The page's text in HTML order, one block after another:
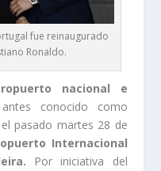
fue reinaugurado
Ronaldo.
nacional e
conocido como
pasado martes 28 de
Internacional
Por iniciativa del